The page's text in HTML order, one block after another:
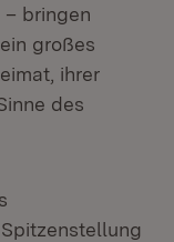
– bringen
großes
ihrer
des